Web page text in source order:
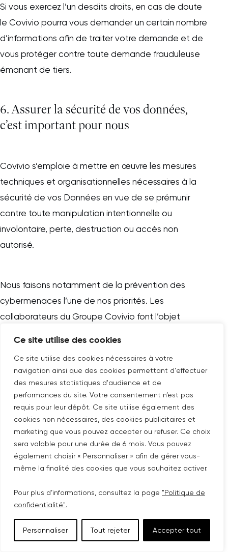
Ce site utilise des cookies
Ce site utilise des cookies nécessaires à votre
navigation ainsi que des cookies permettant d'effectuer
des mesures statistiques d'audience et de
performances du site. Votre consentement n’est pas
requis pour leur dépôt. Ce site utilise également des
cookies non nécessaires, des cookies publicitaires et
marketing que vous pouvez accepter ou refuser. Ce choix
sera valable pour une durée de 6 mois. Vous pouvez
également choisir « Personnaliser » afin de gérer vous-
même la finalité des cookies que vous souhaitez activer.
Pour plus d’informations, consultez la page "Politique de
confidentialité".
Personnaliser Tout rejeter Accepter tout
Si vous exercez l’un desdits droits, en cas de doute
le Covivio pourra vous demander un certain nombre
d’informations afin de traiter votre demande et de
vous protéger contre toute demande frauduleuse
émanant de tiers.
6. Assurer la sécurité de vos données,
c’est important pour nous
Covivio s’emploie à mettre en œuvre les mesures
techniques et organisationnelles nécessaires à la
sécurité de vos Données en vue de se prémunir
contre toute manipulation intentionnelle ou
involontaire, perte, destruction ou accès non
autorisé.
Nous faisons notamment de la prévention des
cybermenaces l’une de nos priorités. Les
collaborateurs du Groupe Covivio font l’objet
attributions et sont liés par des clauses de
confidentialité, tout comme nos sous-traitants et
prestataires externes.
7. Évolution de notre politique en matière
de traitement
La présente politique reflète nos standards actuels,
qui peuvent faire l’objet de modifications.